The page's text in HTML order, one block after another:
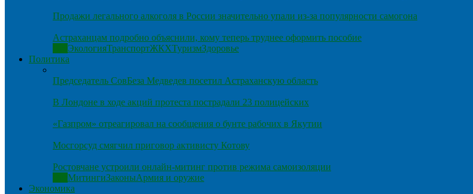
Продажи легального алкоголя в России значительно упали из-за популярности самогона
Астраханцам подробно объяснили, кому теперь труднее оформить пособие
ЭкологияТранспортЖКХТуризмЗдоровье
Политика
Председатель СовБеза Медведев посетил Астраханскую область
В Лондоне в ходе акций протеста пострадали 23 полицейских
«Газпром» отреагировал на сообщения о бунте рабочих в Якутии
Мосгорсуд смягчил приговор активисту Котову
Ростовчане устроили онлайн-митинг против режима самоизоляции
МитингиЗаконыАрмия и оружие
Экономика